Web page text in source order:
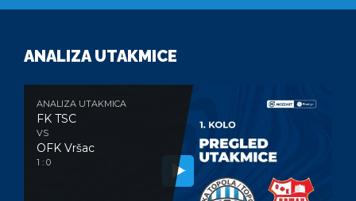
ANALIZA UTAKMICE
ANALIZA UTAKMICA
FK TSC
VS
OFK Vršac
1 : 0